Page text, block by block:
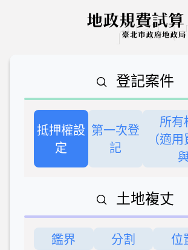
登記案件
抵押權設
定
第一次登
記
所有
（適
土地複丈
鑑界 分割 位